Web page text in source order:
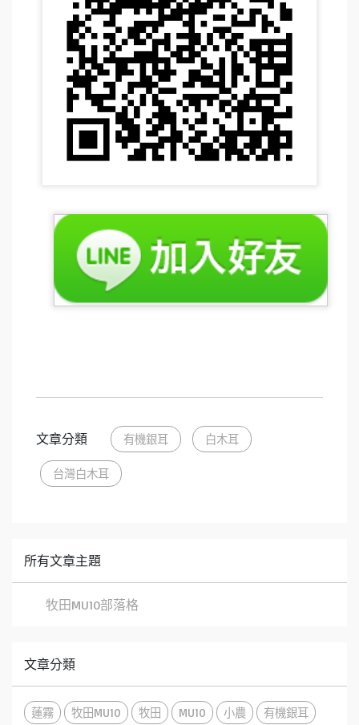
文章分類 有機銀耳 白木耳
台灣白木耳
所有文章主題
牧田MU10部落格
文章分類
蓮霧 牧田MU10 牧田 MU10 小農
有機銀耳